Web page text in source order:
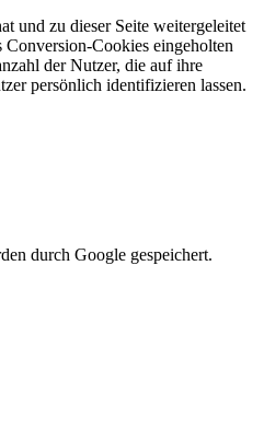
und zu dieser Seite weitergeleitet
Cookies eingeholten
der Nutzer, die auf ihre
persönlich identifizieren lassen.
durch Google gespeichert.